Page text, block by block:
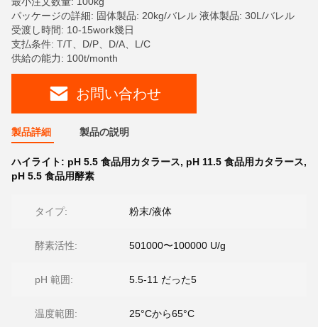
パッケージの詳細: 固体製品: 20kg/バレル 液体製品: 30L/バレル
受渡し時間: 10-15work幾日
支払条件: T/T、D/P、D/A、L/C
供給の能力: 100t/month
お問い合わせ
製品詳細 製品の説明
ハイライト: pH 5.5 食品用カタラース, pH 11.5 食品用カタラース,
pH 5.5 食品用酵素
タイプ: 粉末/液体
酵素活性: 501000〜100000 U/g
pH 範囲: 5.5-11 だった5
温度範囲: 25°Cから65°C